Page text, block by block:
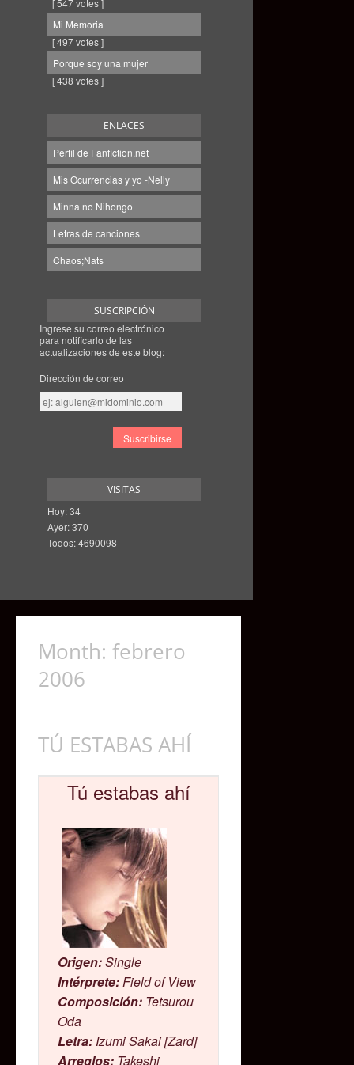
Mi Memoria
[ 497 votes ]
Porque soy una mujer
[ 438 votes ]
ENLACES
Perfil de Fanfiction.net
Mis Ocurrencias y yo -Nelly
Minna no Nihongo
Letras de canciones
Chaos;Nats
SUSCRIPCIÓN
Ingrese su correo electrónico
para notificarlo de las
actualizaciones de este blog:
Dirección de correo
Dirección
de
VISITAS
Hoy: 34
Ayer: 370
Todos: 4690098
Month: febrero
2006
TÚ ESTABAS AHÍ
Tú estabas ahí
Origen:Single
Intérprete: Field of View
Composición: Tetsurou
Oda
Letra: Izumi Sakai [Zard]
Arreglos: Takeshi